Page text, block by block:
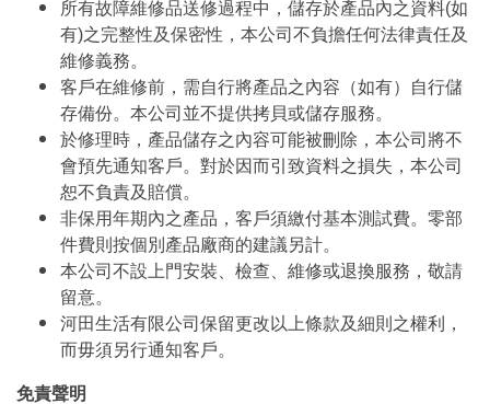
所有故障維修品送修過程中，儲存於產品內之資料(如
有)之完整性及保密性，本公司不負擔任何法律責任及
維修義務。
客戶在維修前，需自行將產品之內容（如有）自行儲
存備份。本公司並不提供拷貝或儲存服務。
於修理時，產品儲存之內容可能被刪除，本公司將不
會預先通知客戶。對於因而引致資料之損失，本公司
恕不負責及賠償。
非保用年期內之產品，客戶須繳付基本測試費。零部
件費則按個別產品廠商的建議另計。
本公司不設上門安裝、檢查、維修或退換服務，敬請
留意。
河田生活有限公司保留更改以上條款及細則之權利，
而毋須另行通知客戶。
免責聲明